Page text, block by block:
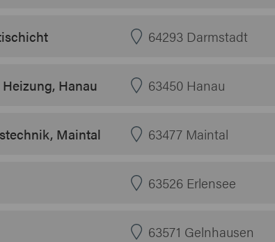
64293 Darmstadt
Hanau 63450 Hanau
Maintal 63477 Maintal
63526 Erlensee
63571 Gelnhausen